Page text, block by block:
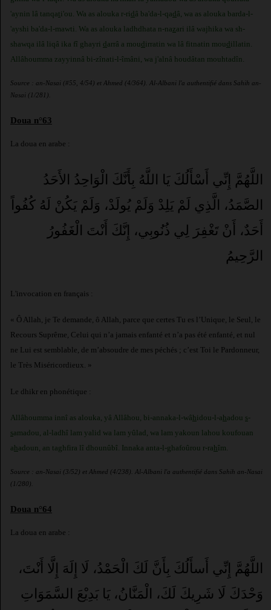
'aynin lâ tanqati'ou. Wa as alouka r-ridâ ba'da-l-qadâ, wa as alouka barda-l-
'ayshi ba'da-l-mawti. Wa as alouka ladhdhata n-nazari ilâ wajhika wa sh-
shawqa ilâ liqâ ika fî ghayri darrâ a moudirratin wa lâ fitnatin moudillatin.
Allâhoumma zayyinnâ bi-zînati-l-îmâni, wa j'alnâ houdâtan mouhtadîn.
Source : an-Nasai (#55, 4/54) et Ahmed (4/364). Al-Albani l'a authentifié dans Sahih an-
Nasai (1/281).
Doua n°63
La doua en arabe :
اللَّهُمَّ إِنِّي أَسْأَلُكَ يَا اللَّهُ بِأَنَّكَ الْوَاحِدُ الأَحَدُ
الصَّمَدُ، الَّذِي لَمْ يَلِدْ وَلَمْ يُولَدْ، وَلَمْ يَكُنْ لَهُ كُفُواً
أَحَدٌ، أَنْ تَغْفِرَ لِي ذُنُوبِي، إِنَّكَ أَنْتَ الْغَفُورُ
الرَّحِيمُ
L'invocation en français :
« Ô Allah, je Te demande, ô Allah, parce que certes Tu es l’Unique, le Seul, le
Recours Suprême, Celui qui n’a jamais enfanté et n’a pas été enfanté, et nul
ne Lui est semblable, de m’absoudre de mes péchés ; c’est Toi le Pardonneur,
le Très Miséricordieux. »
Le dhikr en phonétique :
Allâhoumma innî as alouka, yâ Allâhou, bi-annaka-l-wâhidou-l-ahadou s-
samadou, al-ladhî lam yalid wa lam yûlad, wa lam yakoun lahou koufouan
ahadoun, an taghfira lî dhounûbî. Innaka anta-l-ghafoûrou r-rahîm.
Source : an-Nasai (3/52) et Ahmed (4/238). Al-Albani l'a authentifié dans Sahih an-Nasai
(1/280).
Doua n°64
La doua en arabe :
اللَّهُمَّ إِنِّي أَسأَلُكَ بِأَنَّ لَكَ الْحَمْدُ، لَا إِلَهَ إِلَّا أَنْتَ،
وَحْدَكَ لَا شَرِيكَ لَكَ، الْمَنَّانُ، يَا بَدِيْعَ السَّمَوَاتِ